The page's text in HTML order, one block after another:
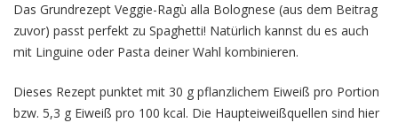
Das Grundrezept Veggie-Ragù alla Bolognese (aus dem Beitrag
zuvor) passt perfekt zu Spaghetti! Natürlich kannst du es auch
mit Linguine oder Pasta deiner Wahl kombinieren.
Dieses Rezept punktet mit 30 g pflanzlichem Eiweiß pro Portion
bzw. 5,3 g Eiweiß pro 100 kcal. Die Haupteiweißquellen sind hier